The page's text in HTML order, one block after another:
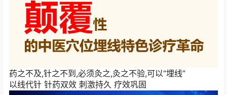
药之不及,针之不到,必须灸之,灸之不验,可以“埋线”
以线代针 针药双效 刺激持久 疗效巩固